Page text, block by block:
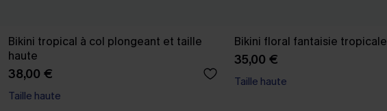
Bikini tropical à col plongeant et taille
haute
38,00 €
Taille haute
Bikini floral fantaisie tropicale
35,00 €
Taille haute